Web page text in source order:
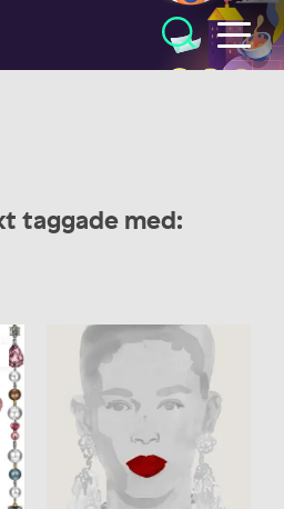
taggade med: